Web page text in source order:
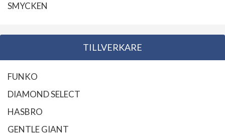
SMYCKEN
TILLVERKARE
FUNKO
DIAMOND SELECT
HASBRO
GENTLE GIANT